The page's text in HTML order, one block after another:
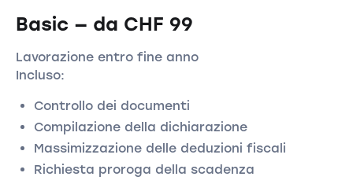
Basic — da CHF 99
Lavorazione entro fine anno
Incluso:
Controllo dei documenti
Compilazione della dichiarazione
Massimizzazione delle deduzioni fiscali
Richiesta proroga della scadenza